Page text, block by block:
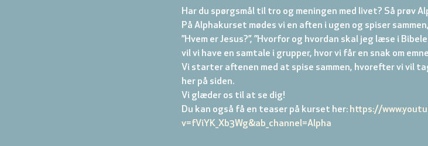
Har du spørgsmål til tro og meningen med livet? Så prøv
På Alphakurset mødes vi en aften i ugen og spiser
”Hvem er Jesus?”, ”Hvorfor og hvordan skal jeg læse i
vil vi have en samtale i grupper, hvor vi får en snak om
Vi starter aftenen med at spise sammen, hvorefter vi vil
her på siden.
Vi glæder os til at se dig!
Du kan også få en teaser på kurset her: https://
v=fViYK_Xb3Wg&ab_channel=Alpha